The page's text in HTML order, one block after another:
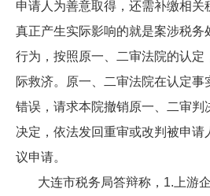
申请人为善意取得，还需补缴相关
真正产生实际影响的就是案涉税务
行为，按照原一、二审法院的认定
际救济。原一、二审法院在认定事
错误，请求本院撤销原一、二审判
决定，依法发回重审或改判被申请
议申请。
大连市税务局答辩称，1.上游